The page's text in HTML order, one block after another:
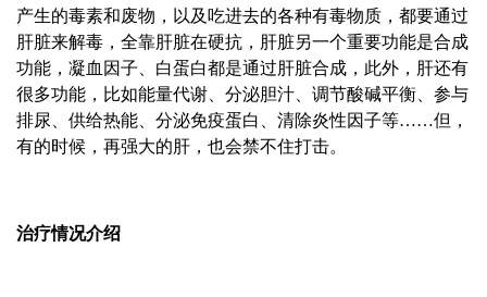
产生的毒素和废物，以及吃进去的各种有毒物质，都要通过
肝脏来解毒，全靠肝脏在硬抗，肝脏另一个重要功能是合成
功能，凝血因子、白蛋白都是通过肝脏合成，此外，肝还有
很多功能，比如能量代谢、分泌胆汁、调节酸碱平衡、参与
排尿、供给热能、分泌免疫蛋白、清除炎性因子等……但，
有的时候，再强大的肝，也会禁不住打击。
治疗情况介绍